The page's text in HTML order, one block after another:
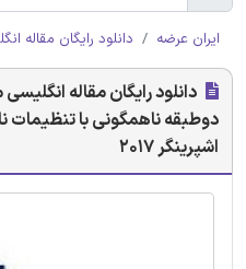
ایران عرضه دانلود رایگان مقاله
دانلود رایگان مقاله
دوطبقه ناهمگونی با
اشپرینگر 2017